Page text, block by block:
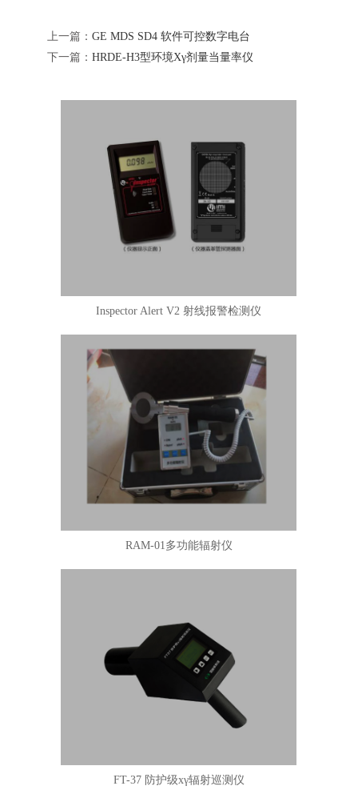
上一篇： GE MDS SD4 软件可控数字电台
下一篇： HRDE-H3型环境Xγ剂量当量率仪
Inspector Alert V2 射线报警检测仪
RAM-01多功能辐射仪
FT-37 防护级xγ辐射巡测仪